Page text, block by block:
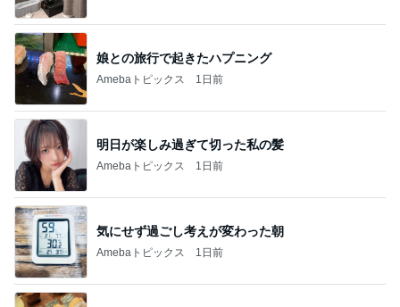
娘との旅行で起きたハプニング
Amebaトピックス 1日前
明日が楽しみ過ぎて切った私の髪
Amebaトピックス 1日前
気にせず過ごし考えが変わった朝
Amebaトピックス 1日前